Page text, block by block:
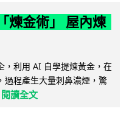
煉金術」 屋內煉
，利用 AI 自學提煉黃金，在
過程產生大量刺鼻濃煙，驚
閱讀全文